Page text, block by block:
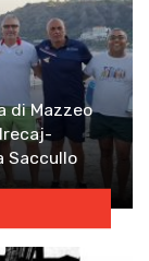
di Mazzeo
Saccullo